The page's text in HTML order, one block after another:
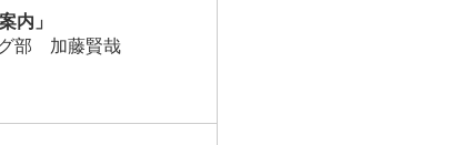
内」
部 加藤賢哉